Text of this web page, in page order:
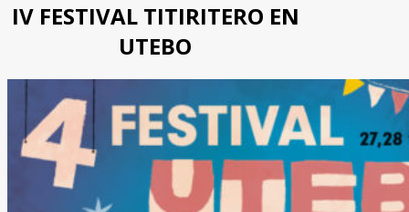
IV FESTIVAL TITIRITERO EN
UTEBO